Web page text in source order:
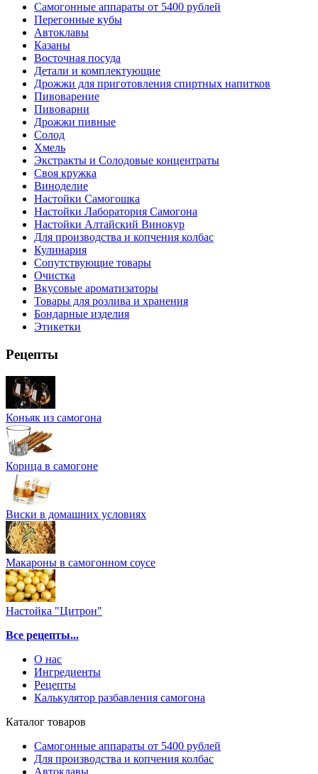
Самогонные аппараты от 5400 рублей
Перегонные кубы
Автоклавы
Казаны
Восточная посуда
Детали и комплектующие
Дрожжи для приготовления спиртных напитков
Пивоварение
Пивоварни
Дрожжи пивные
Солод
Хмель
Экстракты и Солодовые концентраты
Своя кружка
Виноделие
Настойки Самогошка
Настойки Лаборатория Самогона
Настойки Алтайский Винокур
Для производства и копчения колбас
Кулинария
Сопутствующие товары
Очистка
Вкусовые ароматизаторы
Товары для розлива и хранения
Бондарные изделия
Этикетки
Рецепты
Коньяк из самогона
Корица в самогоне
Виски в домашних условиях
Макароны в самогонном соусе
Настойка "Цитрон"
Все рецепты...
О нас
Ингредиенты
Рецепты
Калькулятор разбавления самогона
Каталог товаров
Самогонные аппараты от 5400 рублей
Для производства и копчения колбас
Автоклавы